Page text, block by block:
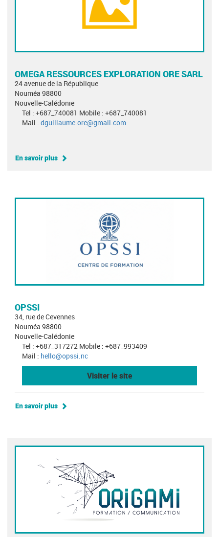
OMEGA RESSOURCES EXPLORATION ORE SARL
24 avenue de la République
Nouméa 98800
Nouvelle-Calédonie
Tel : +687_740081 Mobile : +687_740081
Mail : dguillaume.ore@gmail.com
En savoir plus
OPSSI
34, rue de Cevennes
Nouméa 98800
Nouvelle-Calédonie
Tel : +687_317272 Mobile : +687_993409
Mail : hello@opssi.nc
Visiter le site
En savoir plus